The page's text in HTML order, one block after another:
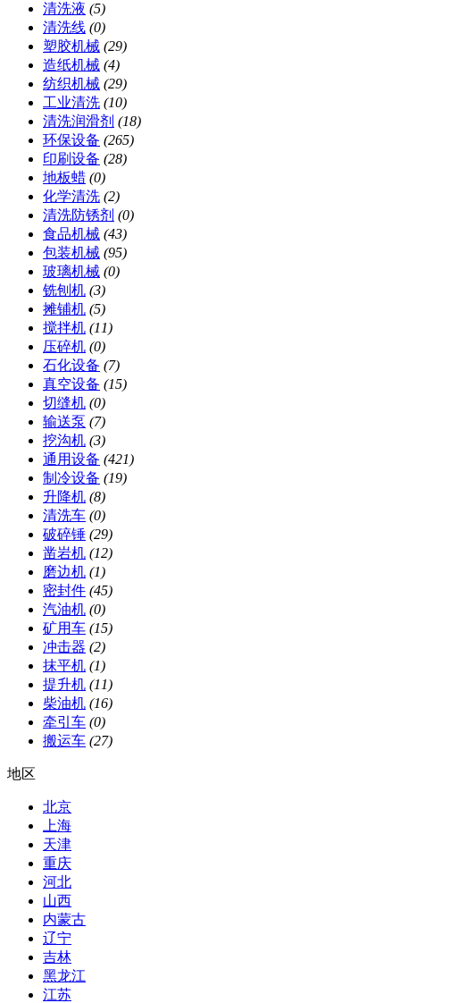
清洗液 (5)
清洗线 (0)
塑胶机械 (29)
造纸机械 (4)
纺织机械 (29)
工业清洗 (10)
清洗润滑剂 (18)
环保设备 (265)
印刷设备 (28)
地板蜡 (0)
化学清洗 (2)
清洗防锈剂 (0)
食品机械 (43)
包装机械 (95)
玻璃机械 (0)
铣刨机 (3)
摊铺机 (5)
搅拌机 (11)
压碎机 (0)
石化设备 (7)
真空设备 (15)
切缝机 (0)
输送泵 (7)
挖沟机 (3)
通用设备 (421)
制冷设备 (19)
升降机 (8)
清洗车 (0)
破碎锤 (29)
凿岩机 (12)
磨边机 (1)
密封件 (45)
汽油机 (0)
矿用车 (15)
冲击器 (2)
抹平机 (1)
提升机 (11)
柴油机 (16)
牵引车 (0)
搬运车 (27)
地区
北京
上海
天津
重庆
河北
山西
内蒙古
辽宁
吉林
黑龙江
江苏